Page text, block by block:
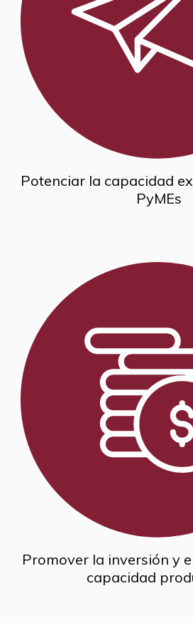
Potenciar la capacidad
PyMEs
Promover la inversión y
capacidad